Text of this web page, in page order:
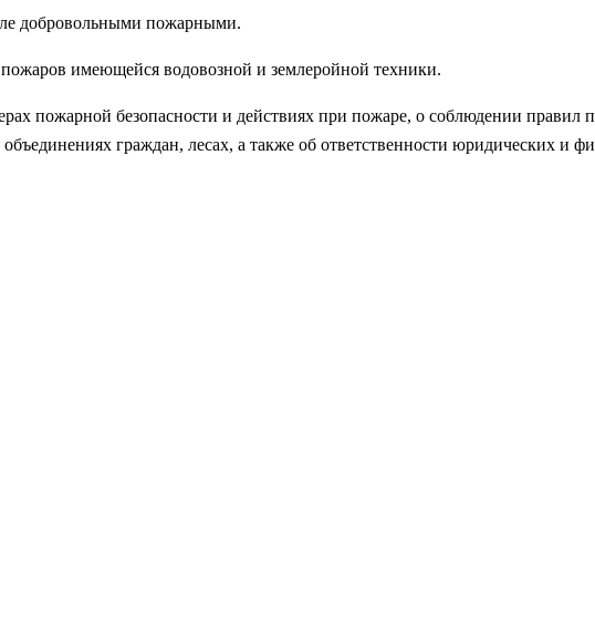
добровольными пожарными.
имеющейся водовозной и землеройной техники.
пожарной безопасности и действиях при пожаре, о соблюдении правил
граждан, лесах, а также об ответственности юридических и